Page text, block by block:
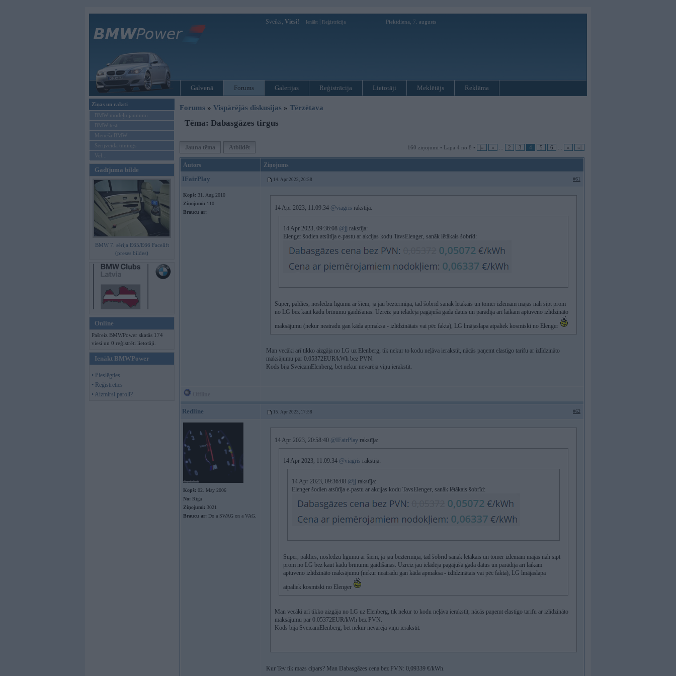
Sveiks, Viesi! Ienākt Reģistrācija Piektdiena, 7. augusts
Galvenā Forums Galerijas Reģistrācija Lietotāji Meklētājs Reklāma
Ziņas un raksti
BMW modeļu jaunumi
BMW testi
Mēneša BMW
Sērijveida tūnings
Vel...
Gadījuma bilde
BMW 7. sērija E65/E66 Facelift
(preses bildes)
Online
Pašreiz BMWPower skatās 174
viesi un 0 reģistrēti lietotāji.
Ienākt BMWPower
• Pieslēgties
• Reģistrēties
• Aizmirsi paroli?
Forums » Vispārējās diskusijas » Tērzētava
Tēma: Dabasgāzes tirgus
Jauna tēma Atbildēt 160 ziņojumi • Lapa 4 no 8 • |« « 2 3 4 5 6 » »|
Autors Ziņojums
IFairPlay 14. Apr 2023, 20:58 #61
Kopš: 31. Aug 2010
Ziņojumi: 110
Braucu ar:
14 Apr 2023, 11:09:34 @viagris rakstīja:
14 Apr 2023, 09:36:08 @jj rakstīja:
Elenger šodien atsūtīja e-pastu ar akcijas kodu TavsElenger, sanāk lētākais šobrīd:
Super, paldies, noslēdzu līgumu ar šiem, ja jau beztermiņa, tad šobrīd sanāk lētākais un tomēr izlēmām mājās nah sipt prom
no LG bez kaut kādu brīnumu gaidīšanas. Uzreiz jau ielādēja pagājušā gada datus un parādīja arī laikam aptuveno izlīdzināto
maksājumu (nekur neatradu gan kāda apmaksa - izlīdzinātais vai pēc fakta), LG lmājaslapa atpaliek kosmiski no Elenger
Man vecāki arī tikko aizgāja no LG uz Elenberg, tik nekur to kodu neļāva ierakstīt, nācās paņemt elastīgo tarifu ar izlīdzināto
maksājumu par 0.05372EUR/kWh bez PVN.
Kods bija SveicamElenberg, bet nekur nevarēja viņu ierakstīt.
Redline 15. Apr 2023, 17:58 #62
Kopš: 02. May 2006
No: Rīga
Ziņojumi: 3021
Braucu ar: Do a SWAG on a VAG.
14 Apr 2023, 20:58:40 @IFairPlay rakstīja:
14 Apr 2023, 11:09:34 @viagris rakstīja:
14 Apr 2023, 09:36:08 @jj rakstīja:
Elenger šodien atsūtīja e-pastu ar akcijas kodu TavsElenger, sanāk lētākais šobrīd:
Super, paldies, noslēdzu līgumu ar šiem, ja jau beztermiņa, tad šobrīd sanāk lētākais un tomēr izlēmām mājās nah sipt
prom no LG bez kaut kādu brīnumu gaidīšanas. Uzreiz jau ielādēja pagājušā gada datus un parādīja arī laikam
aptuveno izlīdzināto maksājumu (nekur neatradu gan kāda apmaksa - izlīdzinātais vai pēc fakta), LG lmājaslapa
atpaliek kosmiski no Elenger
Man vecāki arī tikko aizgāja no LG uz Elenberg, tik nekur to kodu neļāva ierakstīt, nācās paņemt elastīgo tarifu ar izlīdzināto
maksājumu par 0.05372EUR/kWh bez PVN.
Kods bija SveicamElenberg, bet nekur nevarēja viņu ierakstīt.
Kur Tev tik mazs cipars? Man Dabasgāzes cena bez PVN: 0,09339 €/kWh.